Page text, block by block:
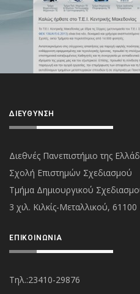
ΔΙΕΎΘΥΝΣΗ
Διεθνές Πανεπιστήμιο της
Σχολή Επιστημών Σχεδιασμού
Τμήμα Δημιουργικού
3 χιλ. Κιλκίς-Μεταλλικού, 61100
ΕΠΙΚΟΙΝΩΝΊΑ
Τηλ.:23410-29876